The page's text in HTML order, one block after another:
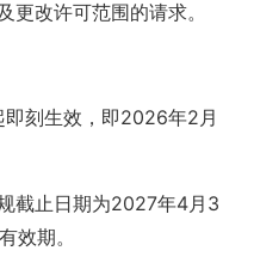
更改许可范围的请求。
刻生效，即2026年2月
截止日期为2027年4月3
效期。